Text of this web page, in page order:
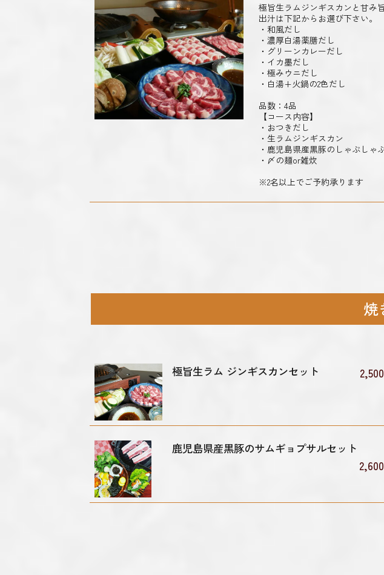
極旨生ラムジンギスカンと甘み
出汁は下記からお選び下さい。
・和風だし
・濃厚白湯薬膳だし
・グリーンカレーだし
・イカ墨だし
・極みウニだし
・白湯+火鍋の2色だし
品数：4品
【コース内容】
・おつきだし
・生ラムジンギスカン
・鹿児島県産黒豚のしゃぶしゃ
・〆の麺or雑炊
※2名以上でご予約承ります
焼
極旨生ラム ジンギスカンセット
鹿児島県産黒豚のサムギョプサルセット